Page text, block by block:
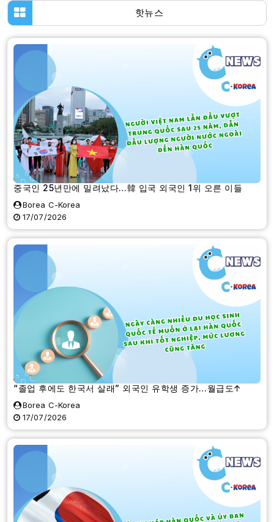
핫뉴스
중국인 25년만에 밀려났다…韓 입국 외국인 1위 오른 이들
Borea C-Korea
17/07/2026
“졸업 후에도 한국서 살래” 외국인 유학생 증가…월급도↑
Borea C-Korea
17/07/2026